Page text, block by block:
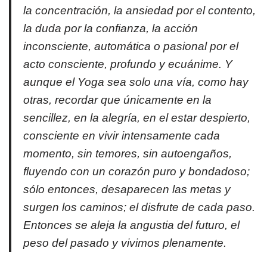
la concentración, la ansiedad por el contento,
la duda por la confianza, la acción
inconsciente, automática o pasional por el
acto consciente, profundo y ecuánime. Y
aunque el Yoga sea solo una vía, como hay
otras, recordar que únicamente en la
sencillez, en la alegría, en el estar despierto,
consciente en vivir intensamente cada
momento, sin temores, sin autoengaños,
fluyendo con un corazón puro y bondadoso;
sólo entonces, desaparecen las metas y
surgen los caminos; el disfrute de cada paso.
Entonces se aleja la angustia del futuro, el
peso del pasado y vivimos plenamente.